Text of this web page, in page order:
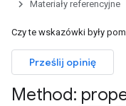
Materiały referencyjne
Czy te wskazówki były
Prześlij opinię
Method: